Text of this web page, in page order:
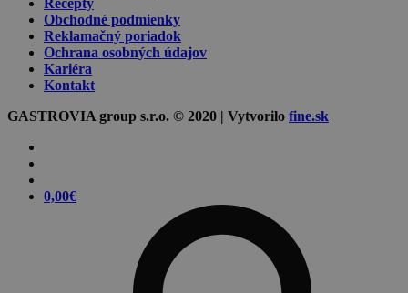
Recepty
Obchodné podmienky
Reklamačný poriadok
Ochrana osobných údajov
Kariéra
Kontakt
GASTROVIA group s.r.o. © 2020 | Vytvorilo fine.sk
0,00€